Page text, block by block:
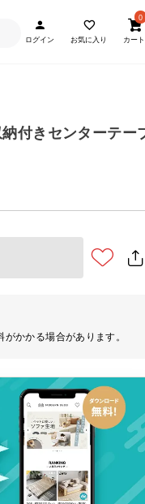
ログイン お気に入り
0
カート
付きセンターテー
かかる場合があります。